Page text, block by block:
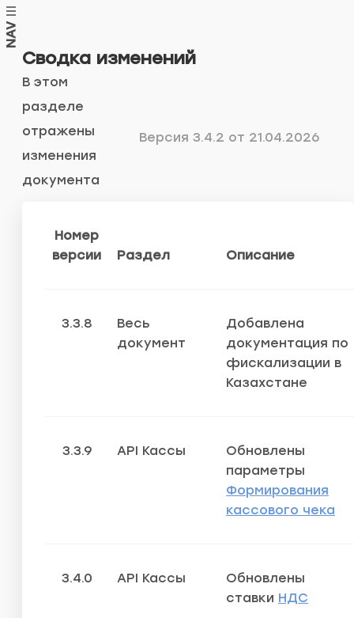
NAV
Сводка изменений
Версия 3.4.2 от 21.04.2026
В этом
разделе
отражены
изменения
документа
Номер
версии
Раздел Описание
3.3.8
Весь
документ
Добавлена
документация по
фискализации в
Казахстане
3.3.9 API Кассы
Обновлены
параметры
Формирования
кассового чека
3.4.0 API Кассы
Обновлены
ставки НДС